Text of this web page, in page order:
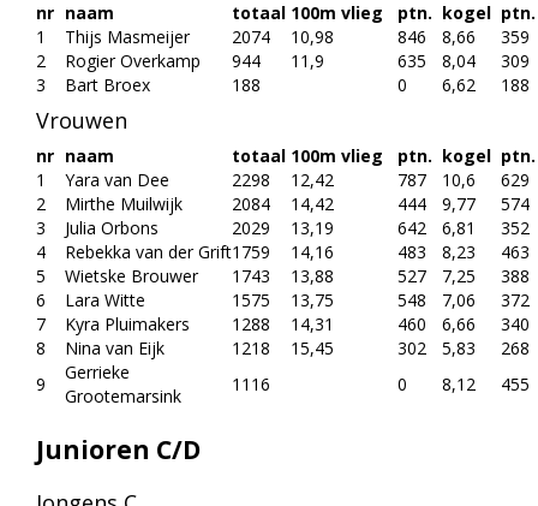
nr naam totaal 100m vlieg ptn. kogel ptn.
1
Thijs Masmeijer 2074 10,98 846 8,66
359
2
Rogier Overkamp 944 11,9 635 8,04
309
3
Bart Broex 188 0 6,62 188
Vrouwen
nr naam totaal 100m vlieg ptn. kogel ptn.
1
Yara van Dee 2298 12,42 787 10,6
629
2
Mirthe Muilwijk 2084 14,42 444 9,77
574
3
Julia Orbons 2029 13,19 642 6,81
352
4
Rebekka van der Grift1759 14,16 483 8,23
463
5
Wietske Brouwer 1743 13,88 527 7,25
388
6
Lara Witte 1575 13,75 548 7,06
372
7
Kyra Pluimakers 1288 14,31 460 6,66
340
8
Nina van Eijk 1218 15,45 302 5,83
268
9
Gerrieke
Grootemarsink
1116 0 8,12 455
Junioren C/D